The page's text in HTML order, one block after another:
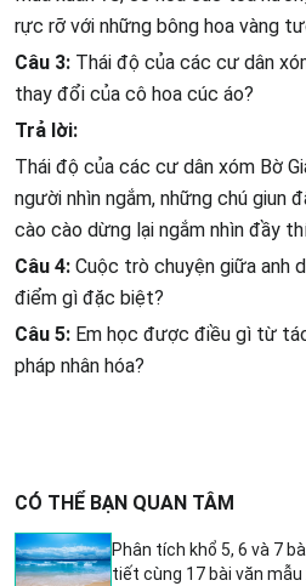
rực rỡ với những bông hoa vàng
Câu 3: Thái độ của các cư dân
thay đổi của cô hoa cúc áo?
Trả lời:
Thái độ của các cư dân xóm Bờ
người nhìn ngắm, những chú giun
cào cào dừng lại ngắm nhìn đầy
Câu 4: Cuộc trò chuyện giữa anh
điểm gì đặc biệt?
Câu 5: Em học được điều gì từ
pháp nhân hóa?
CÓ THỂ BẠN QUAN TÂM
Phân tích khổ 5, 6 và 7
tiết cùng 17 bài văn